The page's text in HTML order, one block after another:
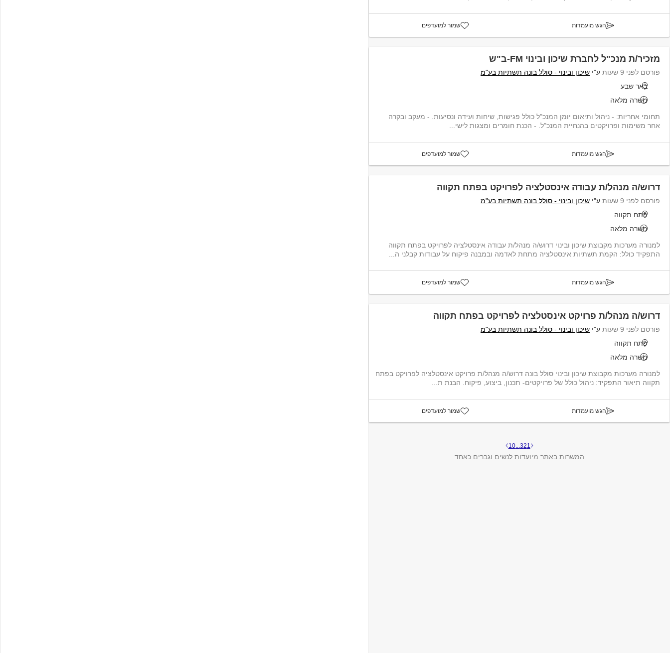
הגש מועמדות שמור למועדפים
מזכיר/ת מנכ"ל לחברת שיכון ובינוי FM-ב"ש
פורסם לפני 9 שעות ע"י שיכון ובינוי - סולל בונה תשתיות בע"מ
באר שבע
משרה מלאה
תחומי אחריות: - ניהול ותיאום יומן המנכ"ל כולל פגישות, שיחות ועידה ונסיעות. - מעקב ובקרה
אחר משימות ופרויקטים בהנחיית המנכ"ל. - הכנת חומרים ומצגות לישי...
הגש מועמדות שמור למועדפים
דרוש/ה מנהל/ת עבודה אינסטלציה לפרויקט בפתח תקווה
פורסם לפני 9 שעות ע"י שיכון ובינוי - סולל בונה תשתיות בע"מ
פתח תקווה
משרה מלאה
למנורה מערכות מקבוצת שיכון ובינוי דרוש/ה מנהל/ת עבודה אינסטלציה לפרויקט בפתח תקווה
התפקיד כולל: הקמת תשתיות אינסטלציה מתחת לאדמה ובמבנה פיקוח על עבודות קבלני ה...
הגש מועמדות שמור למועדפים
דרוש/ה מנהל/ת פרויקט אינסטלציה לפרויקט בפתח תקווה
פורסם לפני 9 שעות ע"י שיכון ובינוי - סולל בונה תשתיות בע"מ
פתח תקווה
משרה מלאה
למנורה מערכות מקבוצת שיכון ובינוי סולל בונה דרוש/ה מנהל/ת פרויקט אינסטלציה לפרויקט בפתח
תקווה תיאור התפקיד: ניהול כולל של פרויקטים- תכנון, ביצוע, פיקוח. הבנת ת...
הגש מועמדות שמור למועדפים
1
2
3
...
10
המשרות באתר מיועדות לנשים וגברים כאחד